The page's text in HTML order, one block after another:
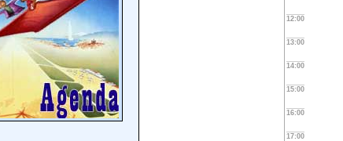
12:00
13:00
14:00
15:00
16:00
17:00